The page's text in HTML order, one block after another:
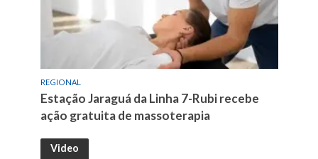
REGIONAL
Estação Jaraguá da Linha 7-Rubi recebe
ação gratuita de massoterapia
Video